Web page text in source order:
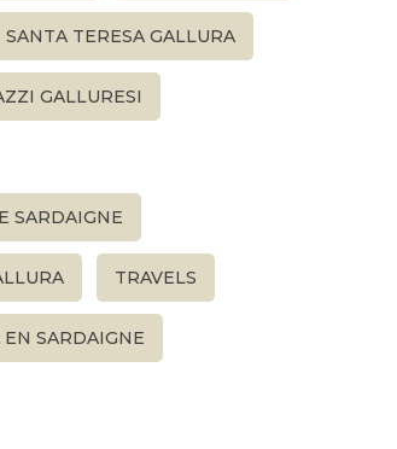
SANTA TERESA GALLURA
GALLURESI
SARDAIGNE
TRAVELS
EN SARDAIGNE